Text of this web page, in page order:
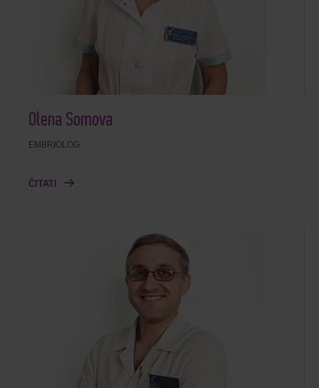
Olena Somova
EMBRIOLOG
ČITATI